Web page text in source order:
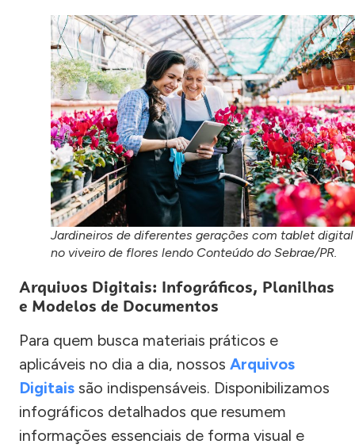
Jardineiros de diferentes gerações com tablet digital
no viveiro de flores lendo Conteúdo do Sebrae/PR.
Arquivos Digitais: Infográficos, Planilhas
e Modelos de Documentos
Para quem busca materiais práticos e
aplicáveis no dia a dia, nossos Arquivos
Digitais são indispensáveis. Disponibilizamos
infográficos detalhados que resumem
informações essenciais de forma visual e